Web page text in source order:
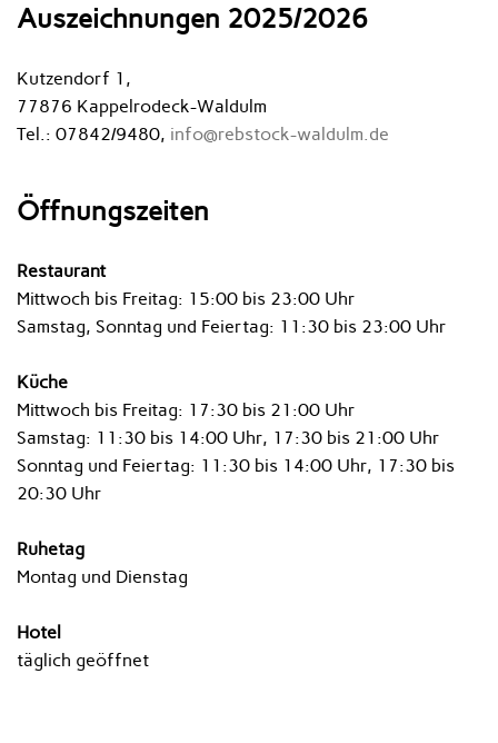
Auszeichnungen 2025/2026
Kutzendorf 1,
77876 Kappelrodeck-Waldulm
Tel.: 07842/9480, info@rebstock-waldulm.de
Öffnungszeiten
Restaurant
Mittwoch bis Freitag: 15:00 bis 23:00 Uhr
Samstag, Sonntag und Feiertag: 11:30 bis 23:00 Uhr
Küche
Mittwoch bis Freitag: 17:30 bis 21:00 Uhr
Samstag: 11:30 bis 14:00 Uhr, 17:30 bis 21:00 Uhr
Sonntag und Feiertag: 11:30 bis 14:00 Uhr, 17:30 bis
20:30 Uhr
Ruhetag
Montag und Dienstag
Hotel
täglich geöffnet